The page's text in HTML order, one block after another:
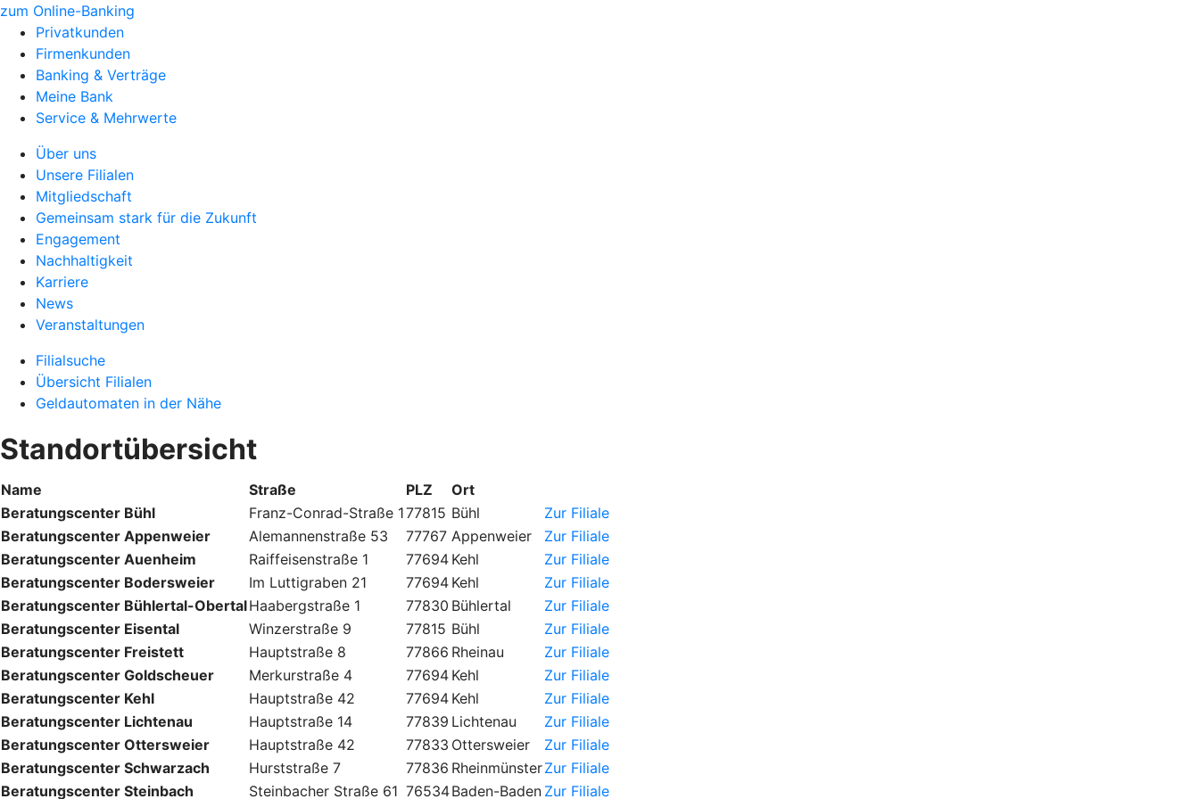
zum Online-Banking
Privatkunden
Firmenkunden
Banking & Verträge
Meine Bank
Service & Mehrwerte
Über uns
Unsere Filialen
Mitgliedschaft
Gemeinsam stark für die Zukunft
Engagement
Nachhaltigkeit
Karriere
News
Veranstaltungen
Filialsuche
Übersicht Filialen
Geldautomaten in der Nähe
Standortübersicht
Name Straße PLZ
Ort
Beratungscenter Bühl
Franz-Conrad-Straße 177815 Bühl
Zur Filiale
Beratungscenter Appenweier
Alemannenstraße 53 77767 Appenweier
Zur Filiale
Beratungscenter Auenheim
Raiffeisenstraße 1 77694 Kehl
Zur Filiale
Beratungscenter Bodersweier
Im Luttigraben 21 77694 Kehl
Zur Filiale
Beratungscenter Bühlertal-ObertalHaabergstraße 1 77830 Bühlertal
Zur Filiale
Beratungscenter Eisental
Winzerstraße 9 77815 Bühl
Zur Filiale
Beratungscenter Freistett
Hauptstraße 8 77866 Rheinau
Zur Filiale
Beratungscenter Goldscheuer
Merkurstraße 4 77694 Kehl
Zur Filiale
Beratungscenter Kehl
Hauptstraße 42 77694 Kehl
Zur Filiale
Beratungscenter Lichtenau
Hauptstraße 14 77839 Lichtenau
Zur Filiale
Beratungscenter Ottersweier
Hauptstraße 42 77833 Ottersweier
Zur Filiale
Beratungscenter Schwarzach
Hurststraße 7 77836 RheinmünsterZur Filiale
Beratungscenter Steinbach
Steinbacher Straße 61 76534Baden-Baden Zur Filiale